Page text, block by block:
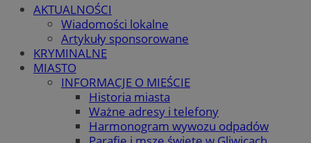
AKTUALNOŚCI
Wiadomości lokalne
Artykuły sponsorowane
KRYMINALNE
MIASTO
INFORMACJE O MIEŚCIE
Historia miasta
Ważne adresy i telefony
Harmonogram wywozu odpadów